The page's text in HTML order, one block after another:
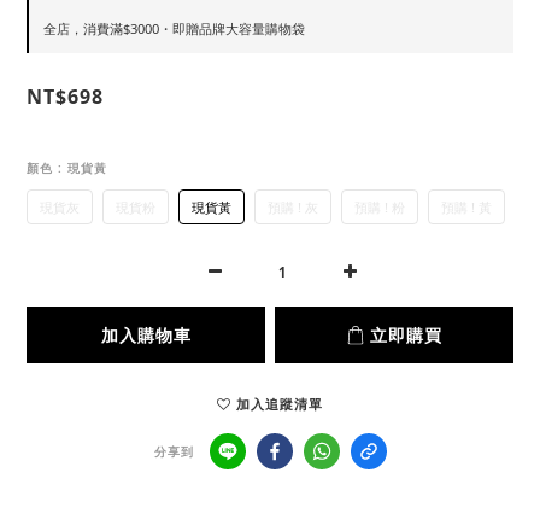
全店，消費滿$3000・即贈品牌大容量購物袋
NT$698
顏色 : 現貨黃
現貨灰 現貨粉 現貨黃 預購 ! 灰 預購 ! 粉 預購 ! 黃
加入購物車 立即購買
加入追蹤清單
分享到